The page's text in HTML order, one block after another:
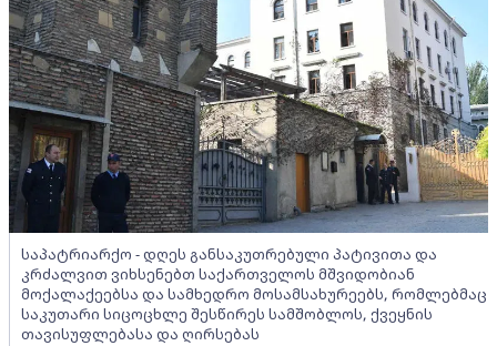
საპატრიარქო - დღეს განსაკუთრებული პატივითა და
კრძალვით ვიხსენებთ საქართველოს მშვიდობიან
მოქალაქეებსა და სამხედრო მოსამსახურეებს, რომლებმაც
საკუთარი სიცოცხლე შესწირეს სამშობლოს, ქვეყნის
თავისუფლებასა და ღირსებას